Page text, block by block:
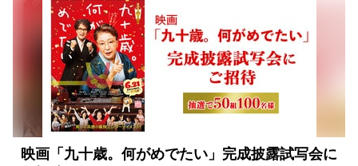
映画「九十歳。何がめでたい」完成披露試写会に